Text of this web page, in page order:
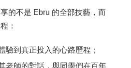
的不是 Ebru 的全部技藝，而
：
驗到真正投入的心路歷程；
老師的對話，與同學們在百年